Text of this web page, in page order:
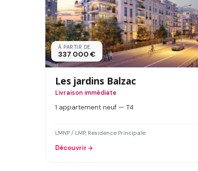
À PARTIR DE
337 000 €
Les jardins Balzac
Livraison immédiate
1 appartement neuf — T4
LMNP / LMP, Residence Principale
Découvrir